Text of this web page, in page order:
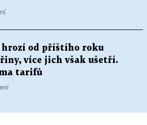
od příštího roku
více jich však ušetří.
tarifů